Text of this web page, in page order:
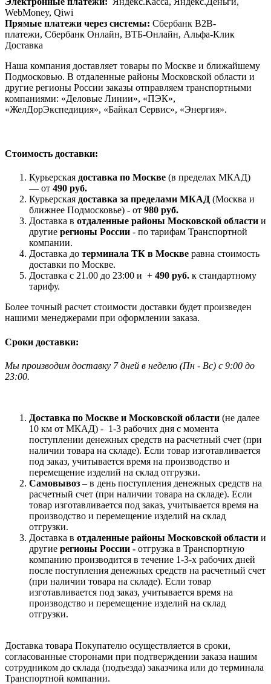
WebMoney, Qiwi
Прямые платежи через системы: Сбербанк B2B-
платежи, Сбербанк Онлайн, ВТБ-Онлайн, Альфа-Клик
Доставка
Наша компания доставляет товары по Москве и ближайшему
Подмосковью. В отдаленные районы Московской области и
другие регионы России заказы отправляем транспортными
компаниями: «Деловые Линии», «ПЭК»,
«ЖелДорЭкспедиция», «Байкал Сервис», «Энергия».
Стоимость доставки:
Курьерская доставка по Москве (в пределах МКАД)
— от 490 руб.
Курьерская доставка за пределами МКАД (Москва и
ближнее Подмосковье) - от 980 руб.
Доставка в отдаленные районы Московской области и
другие регионы России - по тарифам Транспортной
компании.
Доставка до терминала ТК в Москве равна стоимость
доставки по Москве.
Доставка с 21.00 до 23:00 и + 490 руб. к стандартному
тарифу.
Более точный расчет стоимости доставки будет произведен
нашими менеджерами при оформлении заказа.
Сроки доставки:
Мы производим доставку 7 дней в неделю (Пн - Вс) с 9:00 до
23:00.
Доставка по Москве и Московской области (не далее
10 км от МКАД) - 1-3 рабочих дня с момента
поступлении денежных средств на расчетный счет (при
наличии товара на складе). Если товар изготавливается
под заказ, учитывается время на производство и
перемещение изделий на склад отгрузки.
Самовывоз – в день поступления денежных средств на
расчетный счет (при наличии товара на складе). Если
товар изготавливается под заказ, учитывается время на
производство и перемещение изделий на склад
отгрузки.
Доставка в отдаленные районы Московской области и
другие регионы России - отгрузка в Транспортную
компанию производится в течение 1-3-х рабочих дней
после поступления денежных средств на расчетный счет
(при наличии товара на складе). Если товар
изготавливается под заказ, учитывается время на
производство и перемещение изделий на склад
отгрузки.
Доставка товара Покупателю осуществляется в сроки,
согласованные сторонами при подтверждении заказа нашим
сотрудником до склада (подъезда) заказчика или до терминала
Транспортной компании.